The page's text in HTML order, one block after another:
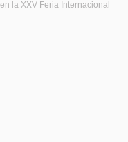
la XXV Feria Internacional